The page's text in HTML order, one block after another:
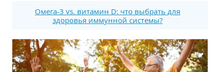
Омега-3 vs. витамин D: что выбрать для
здоровья иммунной системы?